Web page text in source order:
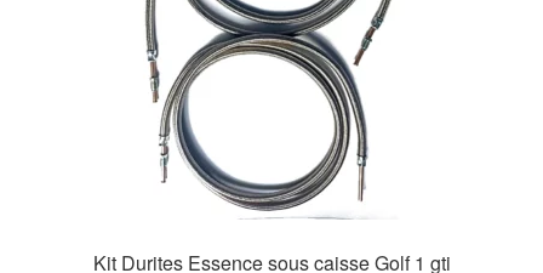
Kit Durites Essence sous caisse Golf 1 gti